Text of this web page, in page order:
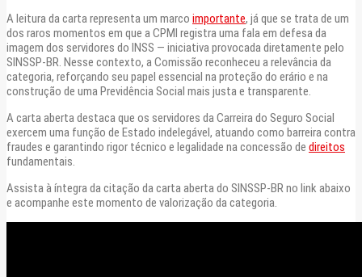
A leitura da carta representa um marco importante, já que se trata de um
dos raros momentos em que a CPMI registra uma fala em defesa da
imagem dos servidores do INSS — iniciativa provocada diretamente pelo
SINSSP-BR. Nesse contexto, a Comissão reconheceu a relevância da
categoria, reforçando seu papel essencial na proteção do erário e na
construção de uma Previdência Social mais justa e transparente.
A carta aberta destaca que os servidores da Carreira do Seguro Social
exercem uma função de Estado indelegável, atuando como barreira contra
fraudes e garantindo rigor técnico e legalidade na concessão de direitos
fundamentais.
Assista à íntegra da citação da carta aberta do SINSSP-BR no link abaixo
e acompanhe este momento de valorização da categoria.